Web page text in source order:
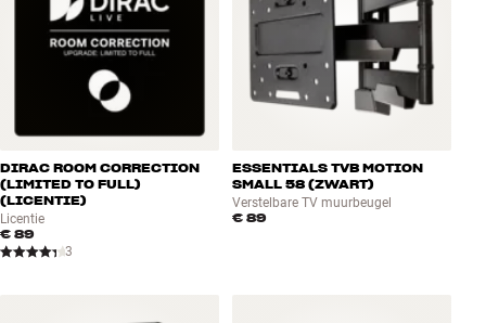
DIRAC ROOM CORRECTION
(LIMITED TO FULL)
(LICENTIE)
Licentie
€ 89
3
ESSENTIALS TVB MOTION
SMALL 58 (ZWART)
Verstelbare TV muurbeugel
€ 89